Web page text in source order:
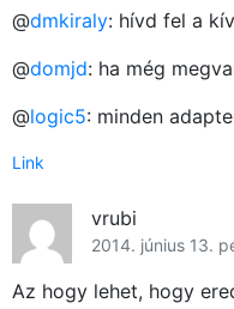
@dmkiraly: hívd fel a
@domjd: ha még
@logic5: minden
Link
vrubi
2014. június 13.
Az hogy lehet, hogy